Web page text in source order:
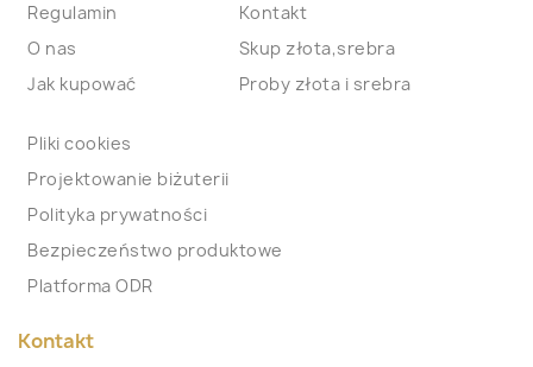
Regulamin
O nas
Jak kupować
Kontakt
Skup złota,srebra
Proby złota i srebra
Pliki cookies
Projektowanie biżuterii
Polityka prywatności
Bezpieczeństwo produktowe
Platforma ODR
Kontakt